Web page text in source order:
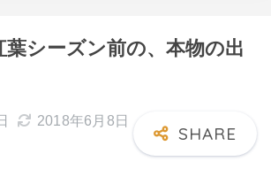
葉シーズン前の、本物の出
2018年6月8日